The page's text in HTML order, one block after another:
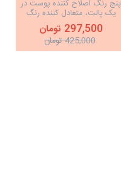
پنج رنگ اصلاح کننده پوست در
یک پالت، متعادل کننده رنگ
پوست، اورجینال
297,500 تومان
425,000 تومان